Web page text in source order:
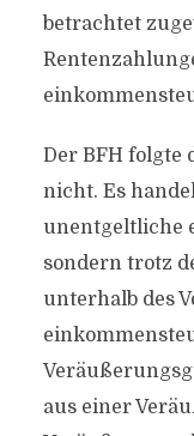
betrachtet
Der BFH folgte
nicht. Es
unentgeltliche
sondern trotz
unterhalb des
aus einer